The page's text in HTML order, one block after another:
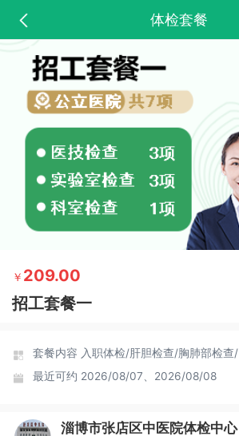
体检套餐
￥ 209.00
招工套餐一
套餐内容 入职体检/肝胆检查/胸肺部检查/
最近可约 2026/08/07、2026/08/08
淄博市张店区中医院体检中心